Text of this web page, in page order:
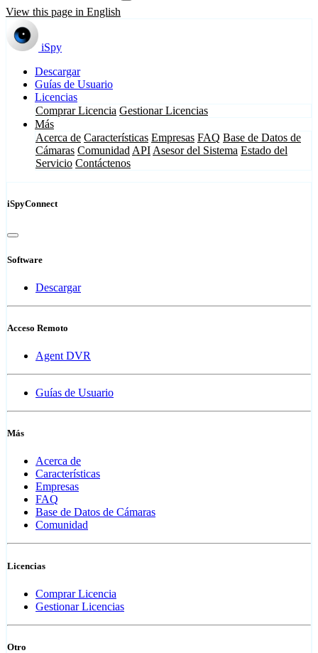
View this page in English
iSpy
Descargar
Guías de Usuario
Licencias
Comprar Licencia Gestionar Licencias
Más
Acerca de Características Empresas FAQ Base de Datos de
Cámaras Comunidad API Asesor del Sistema Estado del
Servicio Contáctenos
iSpyConnect
Software
Descargar
Acceso Remoto
Agent DVR
Guías de Usuario
Más
Acerca de
Características
Empresas
FAQ
Base de Datos de Cámaras
Comunidad
Licencias
Comprar Licencia
Gestionar Licencias
Otro